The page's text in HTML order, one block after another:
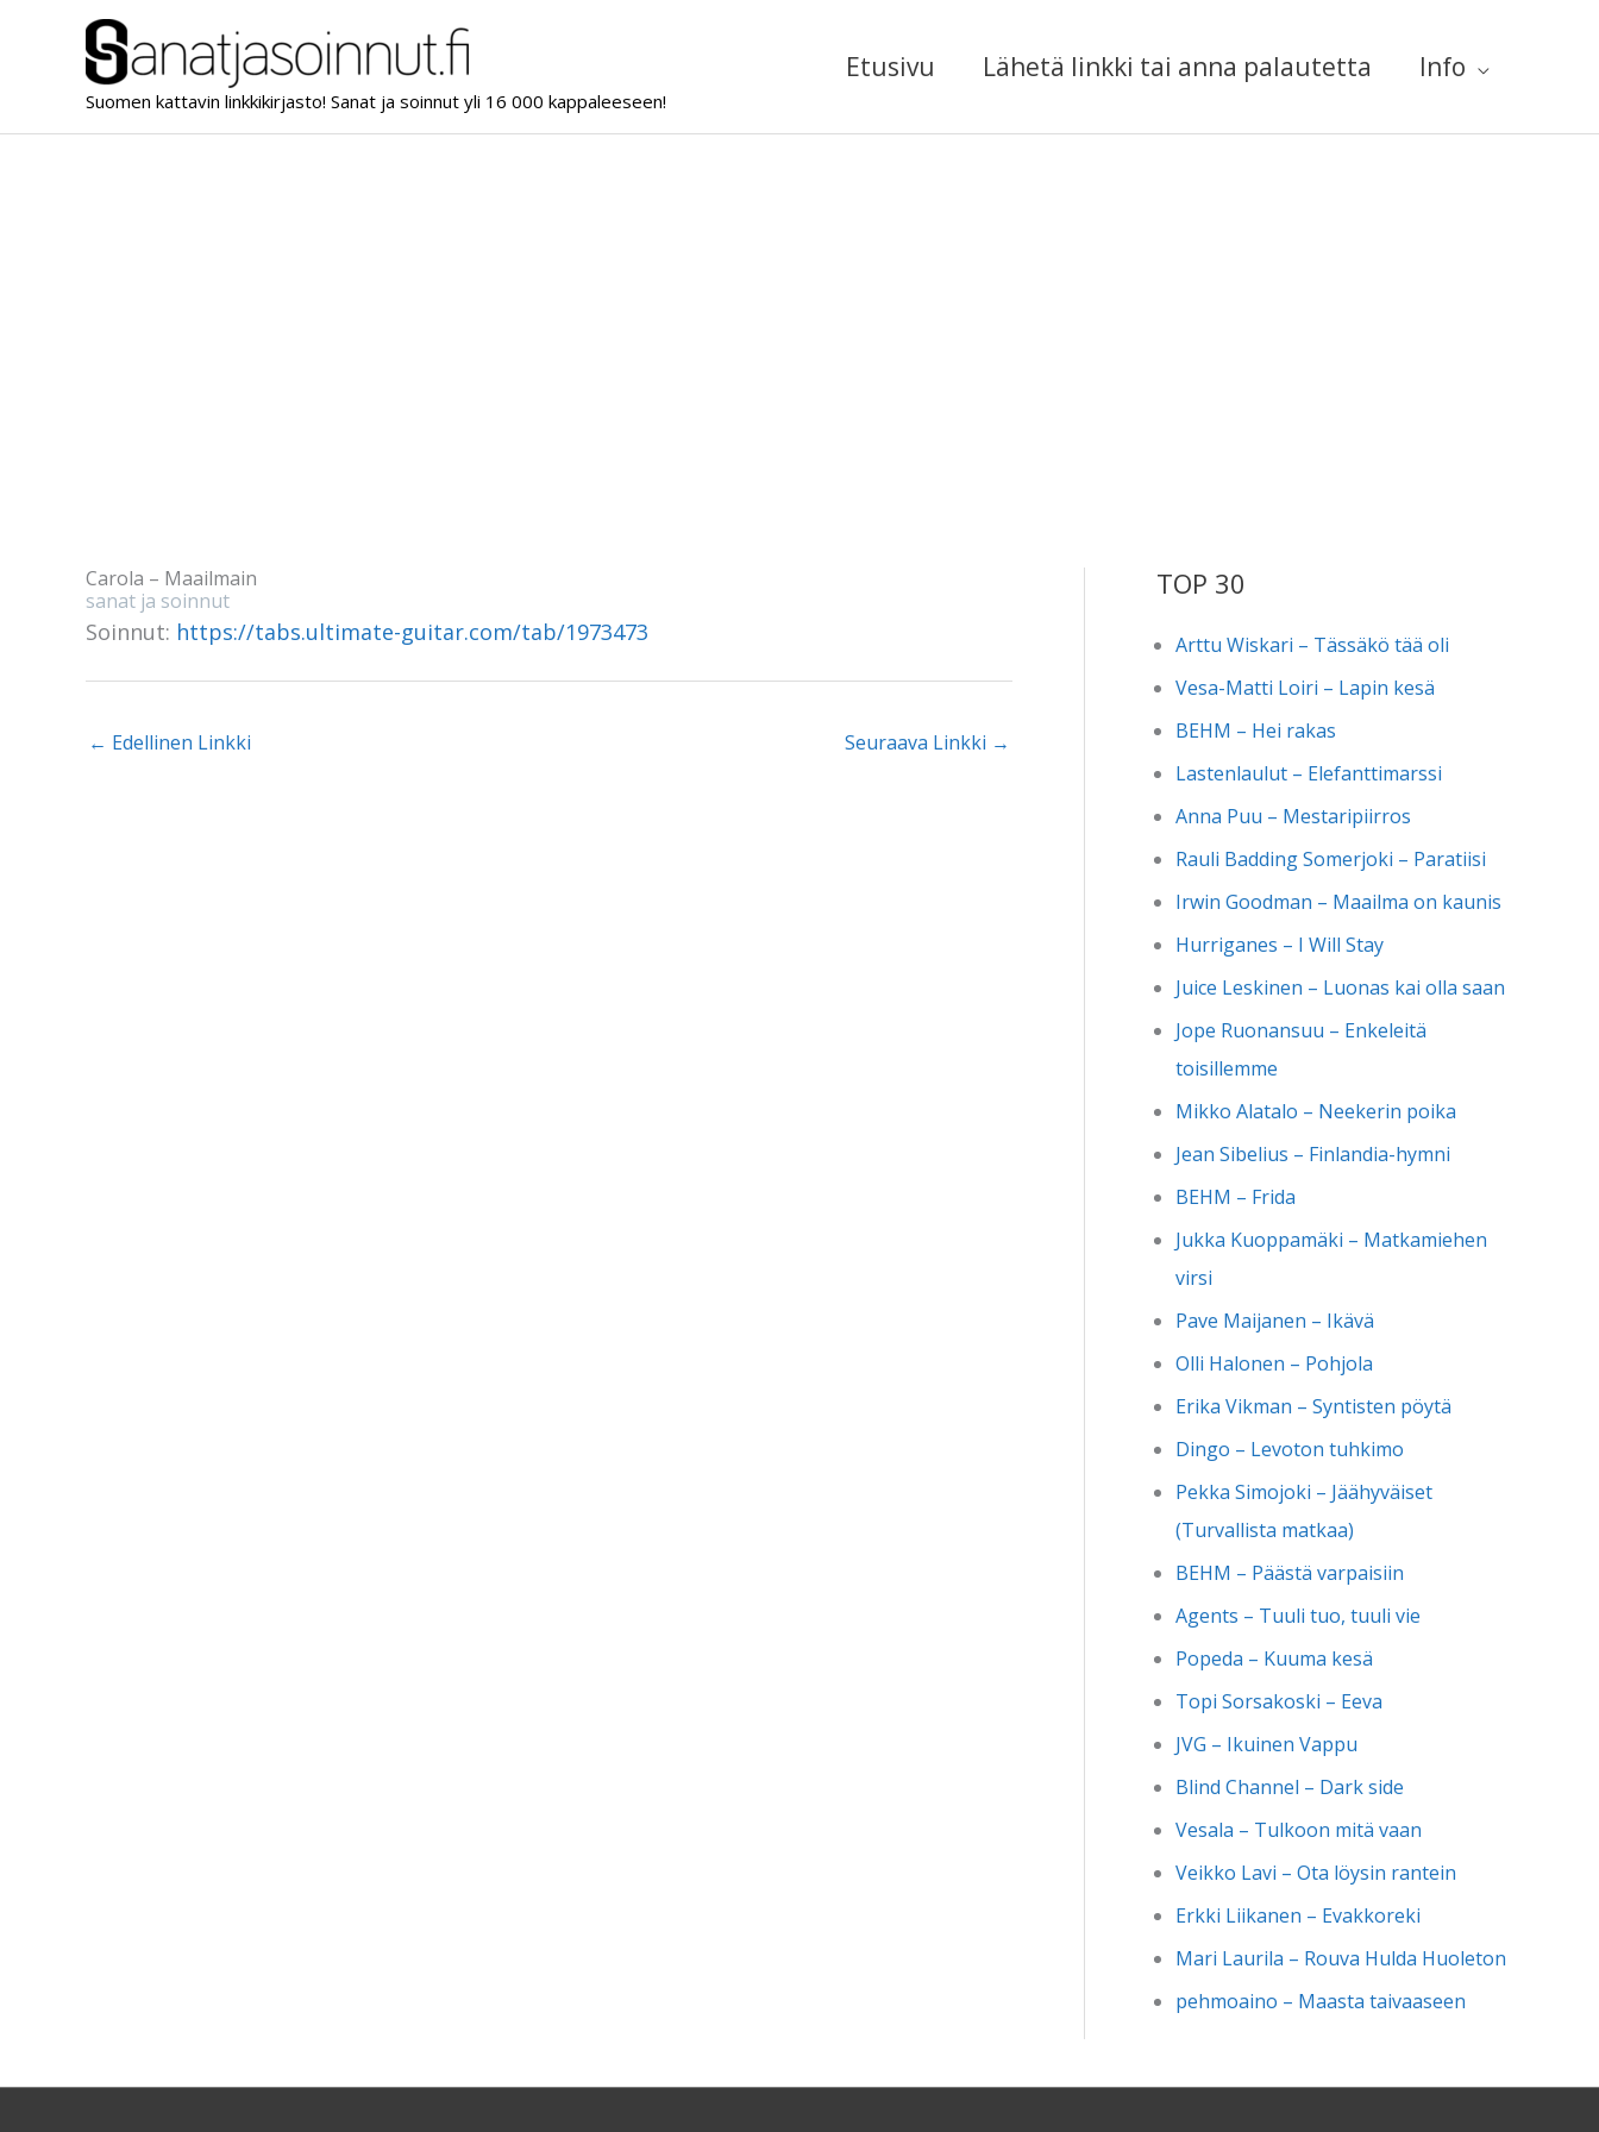
Suomen kattavin linkkikirjasto! Sanat ja soinnut yli 16 000 kappaleeseen!
Etusivu Lähetä linkki tai anna palautetta Info
Carola – Maailmain
sanat ja soinnut
Soinnut: https://tabs.ultimate-guitar.com/tab/1973473
← Edellinen Linkki Seuraava Linkki →
TOP 30
Arttu Wiskari – Tässäkö tää oli
Vesa-Matti Loiri – Lapin kesä
BEHM – Hei rakas
Lastenlaulut – Elefanttimarssi
Anna Puu – Mestaripiirros
Rauli Badding Somerjoki – Paratiisi
Irwin Goodman – Maailma on kaunis
Hurriganes – I Will Stay
Juice Leskinen – Luonas kai olla saan
Jope Ruonansuu – Enkeleitä
toisillemme
Mikko Alatalo – Neekerin poika
Jean Sibelius – Finlandia-hymni
BEHM – Frida
Jukka Kuoppamäki – Matkamiehen
virsi
Pave Maijanen – Ikävä
Olli Halonen – Pohjola
Erika Vikman – Syntisten pöytä
Dingo – Levoton tuhkimo
Pekka Simojoki – Jäähyväiset
(Turvallista matkaa)
BEHM – Päästä varpaisiin
Agents – Tuuli tuo, tuuli vie
Popeda – Kuuma kesä
Topi Sorsakoski – Eeva
JVG – Ikuinen Vappu
Blind Channel – Dark side
Vesala – Tulkoon mitä vaan
Veikko Lavi – Ota löysin rantein
Erkki Liikanen – Evakkoreki
Mari Laurila – Rouva Hulda Huoleton
pehmoaino – Maasta taivaaseen